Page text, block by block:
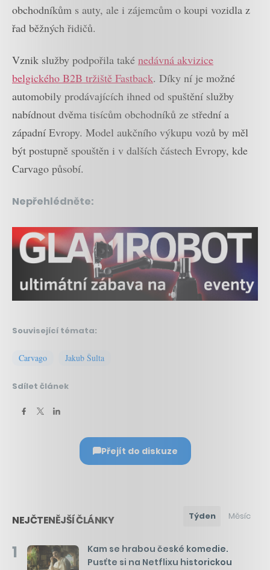
obchodníkům s auty, ale i zájemcům o koupi vozidla z
řad běžných řidičů.
Vznik služby podpořila také nedávná akvizice
belgického B2B tržiště Fastback. Díky ní je možné
automobily prodávajících ihned od spuštění služby
nabídnout dvěma tisícům obchodníků ze střední a
západní Evropy. Model aukčního výkupu vozů by měl
být postupně spouštěn i v dalších částech Evropy, kde
Carvago působí.
Nepřehlédněte:
Související témata:
Carvago Jakub Šulta
Sdílet článek
Přejít do diskuze
NEJČTENĚJŠÍ ČLÁNKY Týden Měsíc
1
Kam se hrabou české komedie.
Pusťte si na Netflixu historickou